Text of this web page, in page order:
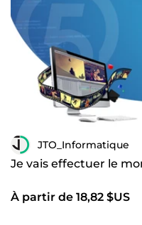
JTO_Informatique
Je vais effectuer le
À partir de 18,82 $US